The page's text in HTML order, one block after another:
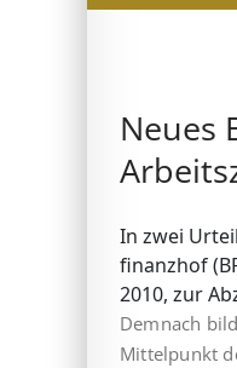
Neues
In zwei
finanzhof
2010, zur
Demnach
Mittel­punkt